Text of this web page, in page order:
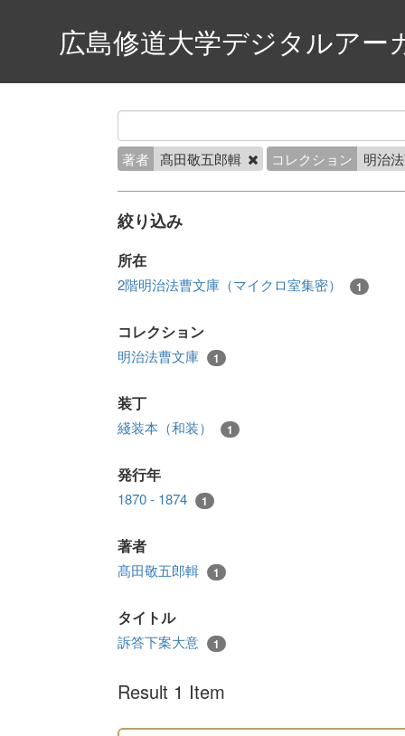
広島修道大学デジタルアー
著者 髙田敬五郎輯 コレクション 明治
絞り込み
所在
2階明治法曹文庫（マイクロ室集密） 1
コレクション
明治法曹文庫 1
装丁
綫装本（和装） 1
発行年
1870 - 1874 1
著者
髙田敬五郎輯 1
タイトル
訴答下案大意 1
Result 1 Item